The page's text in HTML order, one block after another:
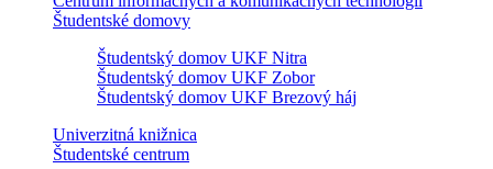
Študentské domovy
Študentský domov UKF Nitra
Študentský domov UKF Zobor
Študentský domov UKF Brezový háj
Univerzitná knižnica
Študentské centrum